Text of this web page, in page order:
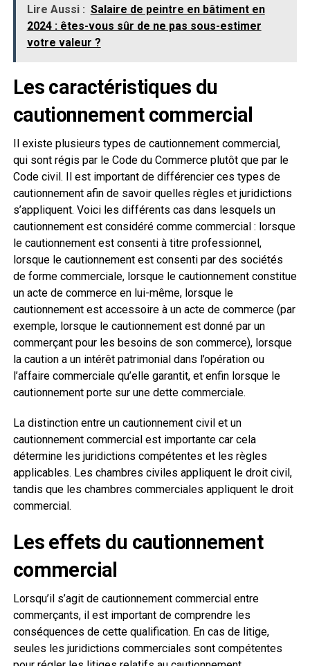
Lire Aussi : Salaire de peintre en bâtiment en
2024 : êtes-vous sûr de ne pas sous-estimer
votre valeur ?
Les caractéristiques du
cautionnement commercial
Il existe plusieurs types de cautionnement commercial,
qui sont régis par le Code du Commerce plutôt que par le
Code civil. Il est important de différencier ces types de
cautionnement afin de savoir quelles règles et juridictions
s’appliquent. Voici les différents cas dans lesquels un
cautionnement est considéré comme commercial : lorsque
le cautionnement est consenti à titre professionnel,
lorsque le cautionnement est consenti par des sociétés
de forme commerciale, lorsque le cautionnement constitue
un acte de commerce en lui-même, lorsque le
cautionnement est accessoire à un acte de commerce (par
exemple, lorsque le cautionnement est donné par un
commerçant pour les besoins de son commerce), lorsque
la caution a un intérêt patrimonial dans l’opération ou
l’affaire commerciale qu’elle garantit, et enfin lorsque le
cautionnement porte sur une dette commerciale.
La distinction entre un cautionnement civil et un
cautionnement commercial est importante car cela
détermine les juridictions compétentes et les règles
applicables. Les chambres civiles appliquent le droit civil,
tandis que les chambres commerciales appliquent le droit
commercial.
Les effets du cautionnement
commercial
Lorsqu’il s’agit de cautionnement commercial entre
commerçants, il est important de comprendre les
conséquences de cette qualification. En cas de litige,
seules les juridictions commerciales sont compétentes